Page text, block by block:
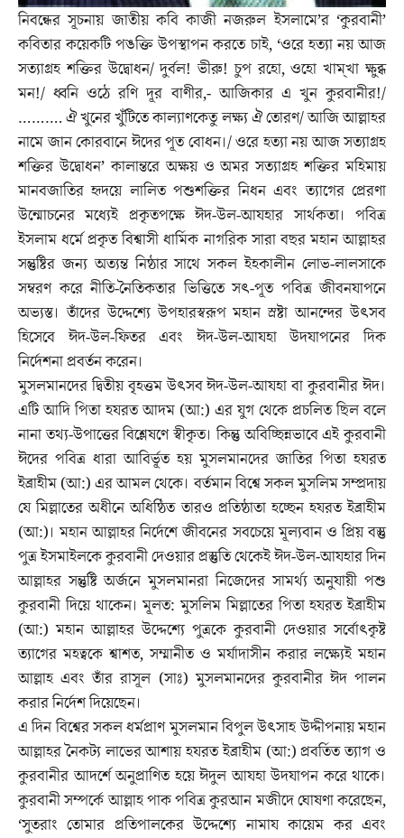
নিবন্ধের সূচনায় জাতীয় কবি কাজী নজরুল ইসলামে’র ‘কুরবানী’
কবিতার কয়েকটি পঙক্তি উপস্থাপন করতে চাই, ‘ওরে হত্যা নয় আজ
সত্যাগ্রহ শক্তির উদ্বোধন/ দুর্বল! ভীরু! চুপ রহো, ওহো খাম্‌খা ক্ষুব্ধ
মন!/ ধ্বনি ওঠে রণি দূর বাণীর,- আজিকার এ খুন কুরবানীর!/
………. ঐ খুনের খুঁটিতে কাল্যাণকেতু লক্ষ্য ঐ তোরণ/ আজি আল্লাহর
নামে জান কোরবানে ঈদের পূত বোধন।/ ওরে হত্যা নয় আজ সত্যাগ্রহ
শক্তির উদ্বোধন’ কালান্তরে অক্ষয় ও অমর সত্যাগ্রহ শক্তির মহিমায়
মানবজাতির হৃদয়ে লালিত পশুশক্তির নিধন এবং ত্যাগের প্রেরণা
উন্মোচনের মধ্যেই প্রকৃতপক্ষে ঈদ-উল-আযহার সার্থকতা। পবিত্র
ইসলাম ধর্মে প্রকৃত বিশ্বাসী ধার্মিক নাগরিক সারা বছর মহান আল্লাহর
সন্তুষ্টির জন্য অত্যন্ত নিষ্ঠার সাথে সকল ইহকালীন লোভ-লালসাকে
সম্বরণ করে নীতি-নৈতিকতার ভিত্তিতে সৎ-পূত পবিত্র জীবনযাপনে
অভ্যস্ত। তাঁদের উদ্দেশ্যে উপহারস্বরূপ মহান স্রষ্টা আনন্দের উৎসব
হিসেবে ঈদ-উল-ফিতর এবং ঈদ-উল-আযহা উদযাপনের দিক
নির্দেশনা প্রবর্তন করেন।
মুসলমানদের দ্বিতীয় বৃহত্তম উৎসব ঈদ-উল-আযহা বা কুরবানীর ঈদ।
এটি আদি পিতা হযরত আদম (আ:) এর যুগ থেকে প্রচলিত ছিল বলে
নানা তথ্য-উপাত্তের বিশ্লেষণে স্বীকৃত। কিন্তু অবিচ্ছিন্নভাবে এই কুরবানী
ঈদের পবিত্র ধারা আবির্ভূত হয় মুসলমানদের জাতির পিতা হযরত
ইব্রাহীম (আ:) এর আমল থেকে। বর্তমান বিশ্বে সকল মুসলিম সম্প্রদায়
যে মিল্লাতের অধীনে অধিষ্ঠিত তারও প্রতিষ্ঠাতা হচ্ছেন হযরত ইব্রাহীম
(আ:)। মহান আল্লাহর নির্দেশে জীবনের সবচেয়ে মূল্যবান ও প্রিয় বস্তু
পুত্র ইসমাইলকে কুরবানী দেওয়ার প্রস্তুতি থেকেই ঈদ-উল-আযহার দিন
আল্লাহর সন্তুষ্টি অর্জনে মুসলমানরা নিজেদের সামর্থ্য অনুযায়ী পশু
কুরবানী দিয়ে থাকেন। মূলত: মুসলিম মিল্লাতের পিতা হযরত ইব্রাহীম
(আ:) মহান আল্লাহর উদ্দেশ্যে পুত্রকে কুরবানী দেওয়ার সর্বোৎকৃষ্ট
ত্যাগের মহত্বকে শ্বাশত, সম্মানীত ও মর্যাদাসীন করার লক্ষ্যেই মহান
আল্লাহ এবং তাঁর রাসূল (সাঃ) মুসলমানদের কুরবানীর ঈদ পালন
করার নির্দেশ দিয়েছেন।
এ দিন বিশ্বের সকল ধর্মপ্রাণ মুসলমান বিপুল উৎসাহ উদ্দীপনায় মহান
আল্লাহর নৈকট্য লাভের আশায় হযরত ইব্রাহীম (আ:) প্রবর্তিত ত্যাগ ও
কুরবানীর আদর্শে অনুপ্রাণিত হয়ে ঈদুল আযহা উদযাপন করে থাকে।
কুরবানী সম্পর্কে আল্লাহ পাক পবিত্র কুরআন মজীদে ঘোষণা করেছেন,
‘সুতরাং তোমার প্রতিপালকের উদ্দেশ্যে নামায কায়েম কর এবং